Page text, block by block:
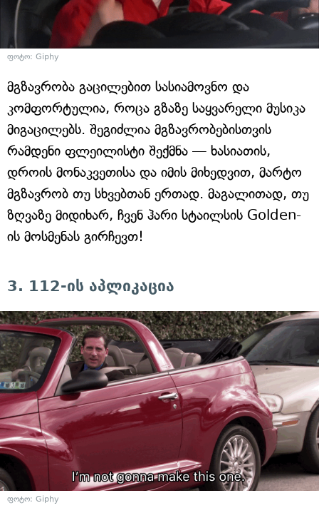
ფოტო: Giphy
მგზავრობა გაცილებით სასიამოვნო და
კომფორტულია, როცა გზაზე საყვარელი მუსიკა
მიგაცილებს. შეგიძლია მგზავრობებისთვის
რამდენი ფლეილისტი შექმნა — ხასიათის,
დროის მონაკვეთისა და იმის მიხედვით, მარტო
მგზავრობ თუ სხვებთან ერთად. მაგალითად, თუ
ზღვაზე მიდიხარ, ჩვენ ჰარი სტაილსის Golden-
ის მოსმენას გირჩევთ!
3. 112-ის აპლიკაცია
ფოტო: Giphy